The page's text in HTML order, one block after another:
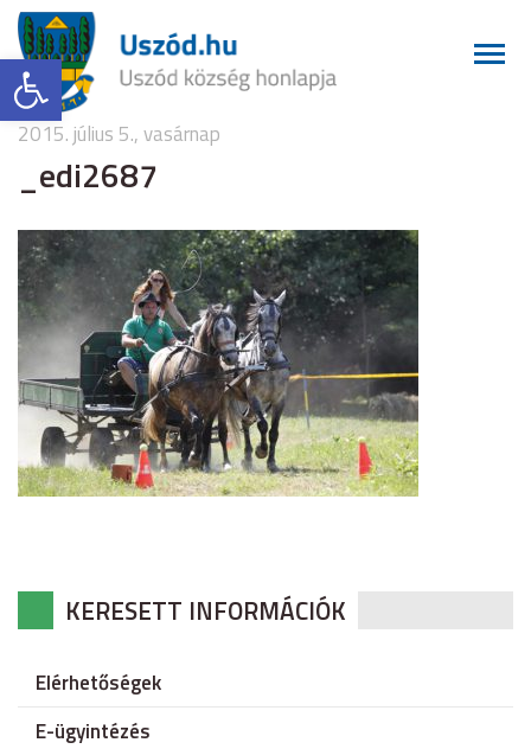
Eszköztár megnyitása
2015. július 5., vasárnap
_edi2687
KERESETT INFORMÁCIÓK
Elérhetőségek
E-ügyintézés